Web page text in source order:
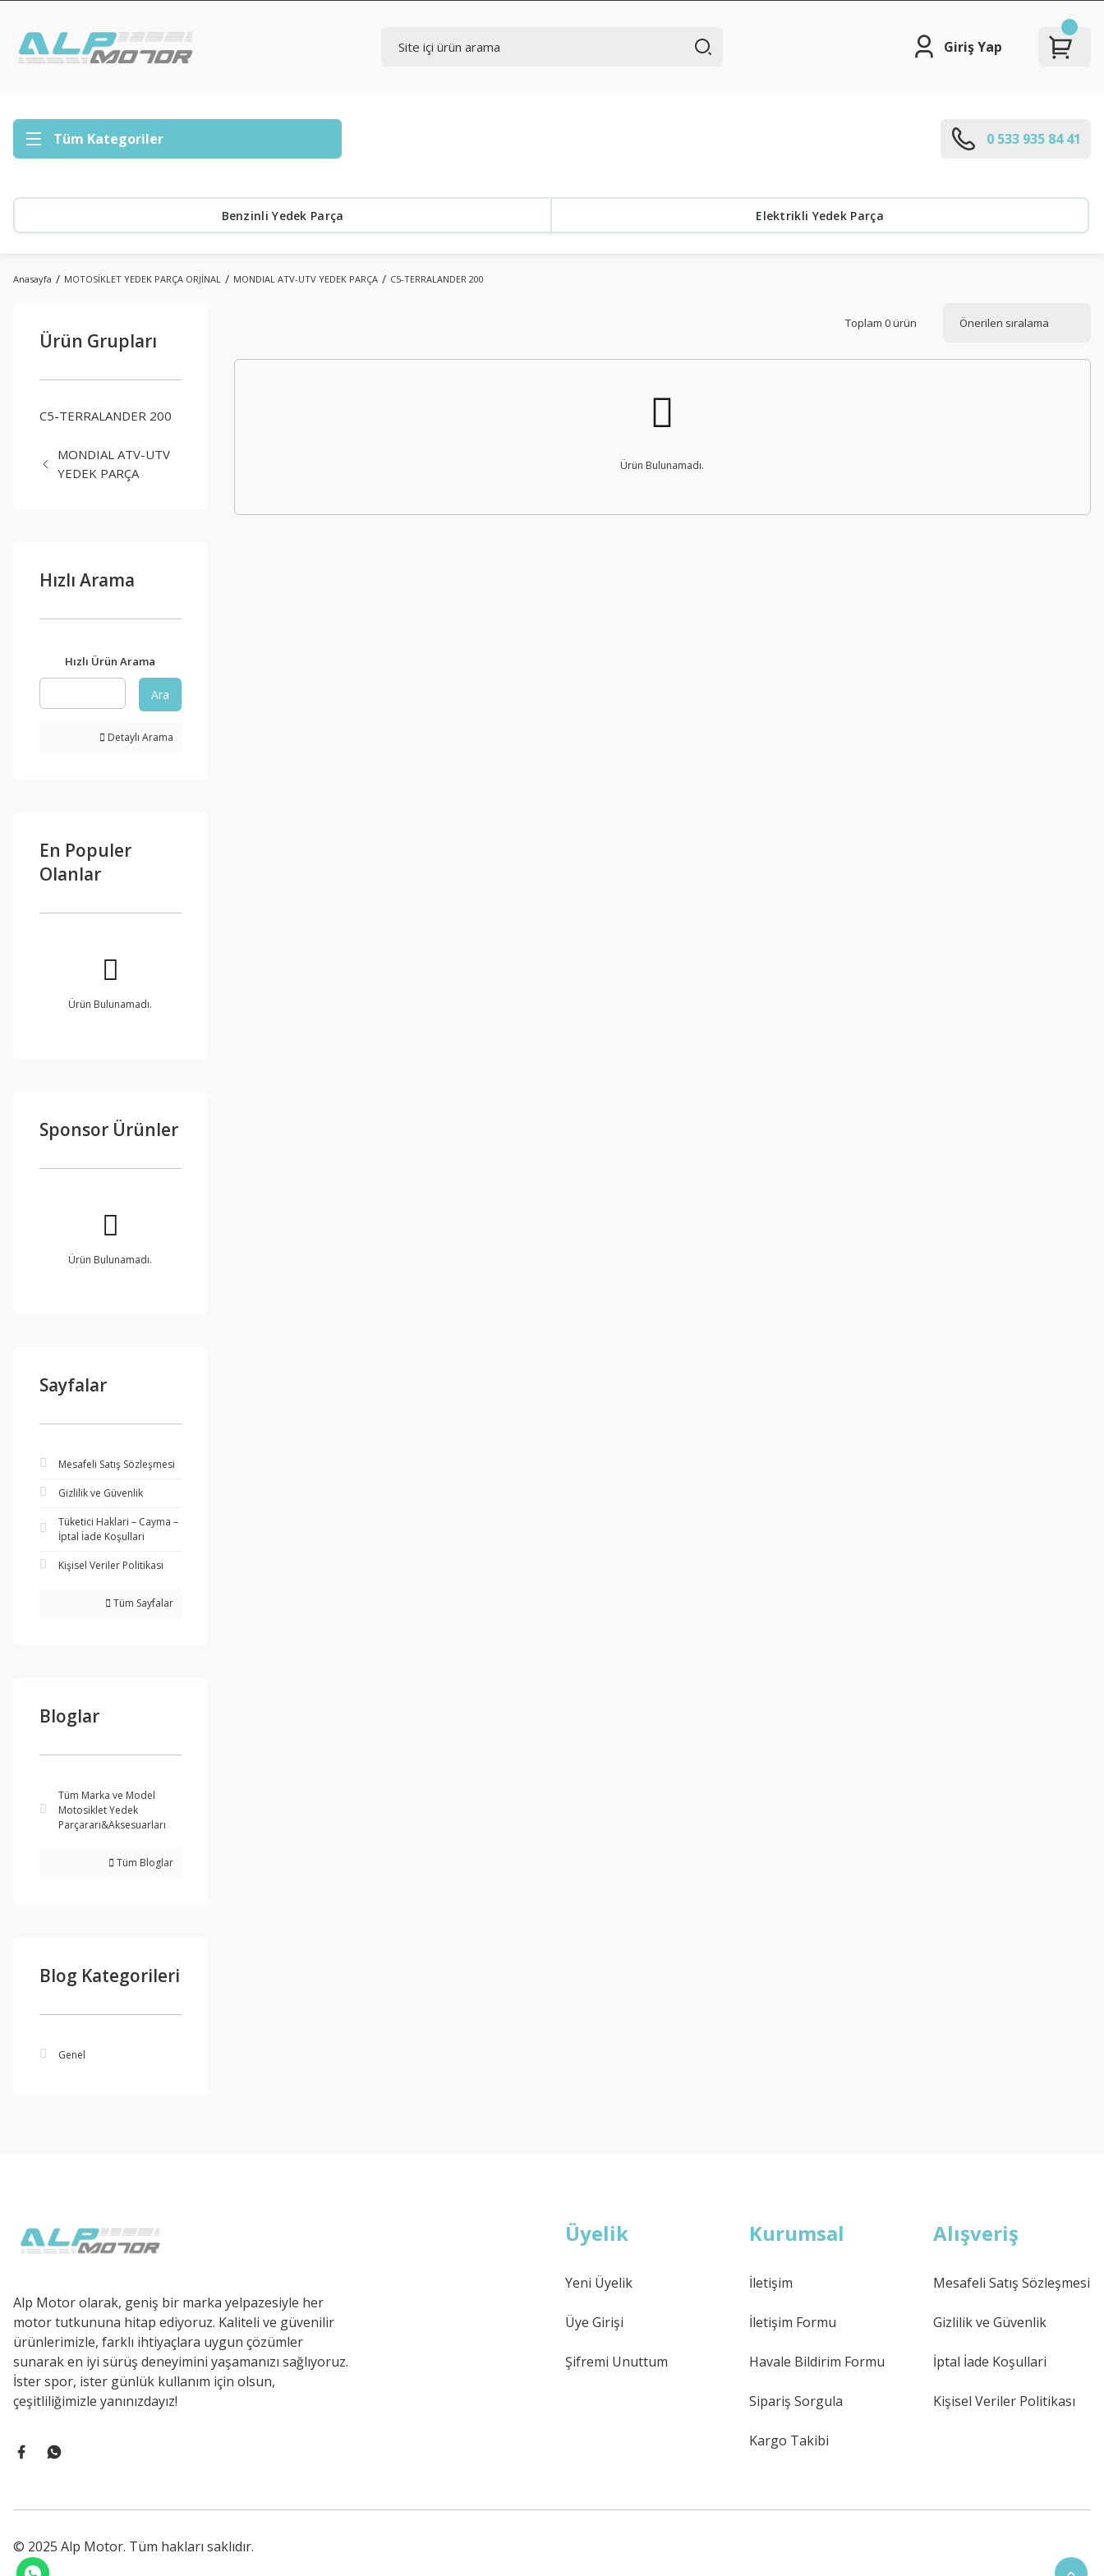
Giriş Yap
Tüm Kategoriler 0 533 935 84 41
Benzinli Yedek Parça Elektrikli Yedek Parça
Anasayfa MOTOSİKLET YEDEK PARÇA ORJİNAL MONDIAL ATV-UTV YEDEK PARÇA C5-TERRALANDER 200
Ürün Grupları
C5-TERRALANDER 200
MONDIAL ATV-UTV
YEDEK PARÇA
Hızlı Arama
Hızlı Ürün Arama
Ara
Detaylı Arama
En Populer
Olanlar
Ürün Bulunamadı.
Sponsor Ürünler
Ürün Bulunamadı.
Sayfalar
Mesafeli Satış Sözleşmesi
Gizlilik ve Güvenlik
Tüketici Haklari – Cayma –
İptal İade Koşullari
Kişisel Veriler Politikası
Tüm Sayfalar
Bloglar
Tüm Marka ve Model
Motosiklet Yedek
Parçararı&Aksesuarları
Tüm Bloglar
Blog Kategorileri
Genel
Toplam 0 ürün
Ürün Bulunamadı.
Alp Motor olarak, geniş bir marka yelpazesiyle her
motor tutkununa hitap ediyoruz. Kaliteli ve güvenilir
ürünlerimizle, farklı ihtiyaçlara uygun çözümler
sunarak en iyi sürüş deneyimini yaşamanızı sağlıyoruz.
İster spor, ister günlük kullanım için olsun,
çeşitliliğimizle yanınızdayız!
Üyelik
Yeni Üyelik
Üye Girişi
Şifremi Unuttum
Kurumsal
İletişim
İletişim Formu
Havale Bildirim Formu
Sipariş Sorgula
Kargo Takibi
Alışveriş
Mesafeli Satış Sözleşmesi
Gizlilik ve Güvenlik
İptal İade Koşullari
Kişisel Veriler Politikası
© 2025 Alp Motor. Tüm hakları saklıdır.